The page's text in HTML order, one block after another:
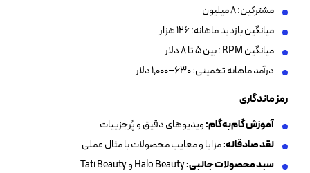
مشترکین: ۸ میلیون
میانگین بازدید ماهانه: ۱۲۶ هزار
میانگین RPM : بین ۵ تا ۸ دلار
درآمد ماهانه تخمینی: ۶۳۰–۱٬۰۰۰ دلار
رمز ماندگاری
آموزش گام‌به‌گام:ویدیوهای دقیق و پُرجزییات
نقد صادقانه:مزایا و معایب محصولات با مثال عملی
سبد محصولات جانبی: